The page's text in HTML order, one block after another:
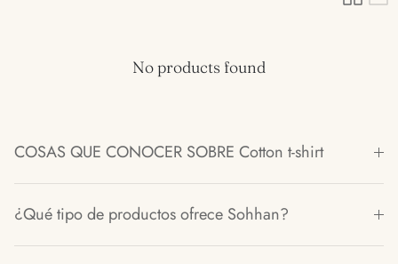
No products found
COSAS QUE CONOCER SOBRE Cotton t-shirt
¿Qué tipo de productos ofrece Sohhan?